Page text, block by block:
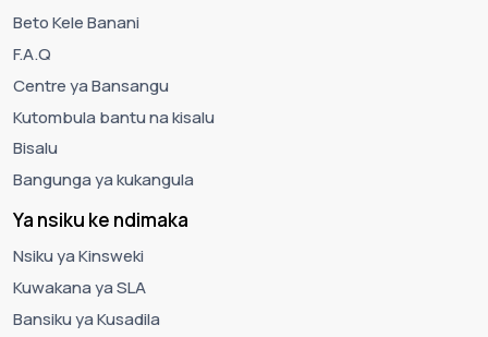
Beto Kele Banani
F.A.Q
Centre ya Bansangu
Kutombula bantu na kisalu
Bisalu
Bangunga ya kukangula
Ya nsiku ke ndimaka
Nsiku ya Kinsweki
Kuwakana ya SLA
Bansiku ya Kusadila